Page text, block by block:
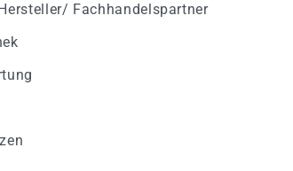
Fachhandelspartner